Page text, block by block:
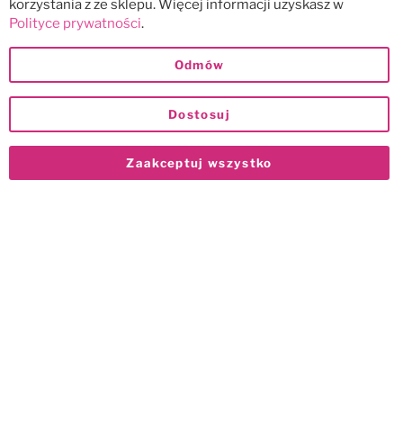
korzystania z ze sklepu. Więcej informacji uzyskasz w
Polityce prywatności.
Zaakceptuj wszystko
Dostosuj
Odmów